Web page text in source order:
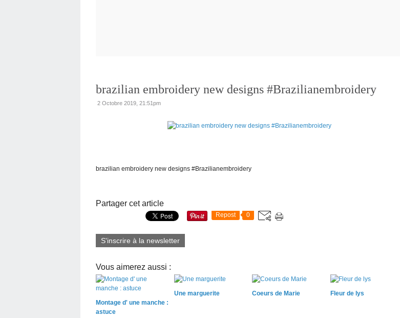
brazilian embroidery new designs #Brazilianembroidery
2 Octobre 2019, 21:51pm
brazilian embroidery new designs #Brazilianembroidery
Partager cet article
Repost 0
S'inscrire à la newsletter
Vous aimerez aussi :
Montage d' une manche :
astuce
Une marguerite Coeurs de Marie Fleur de lys